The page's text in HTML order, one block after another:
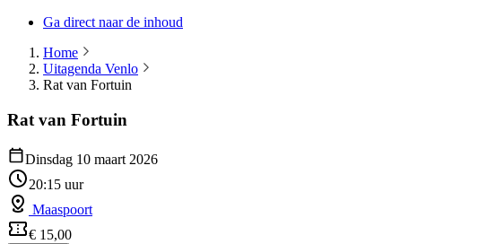
Ga direct naar de inhoud
Home
Uitagenda Venlo
Rat van Fortuin
Rat van Fortuin
Dinsdag 10 maart 2026
20:15 uur
Maaspoort
€ 15,00